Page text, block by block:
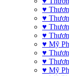
♥
♥
♥
♥
♥ Mỹ
♥
♥
♥ Mỹ